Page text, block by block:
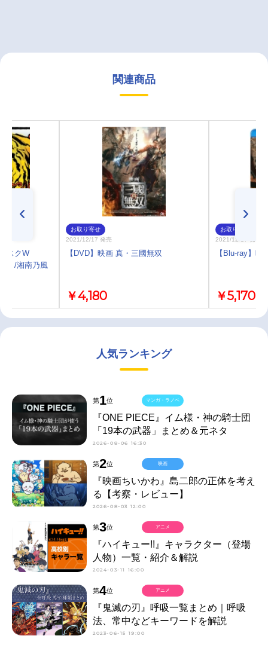
関連商品
スクW
」/湘南乃風
お取り寄せ
2021/12/17 発売
【DVD】映画 真・三國無双
￥4,180
お取り寄せ
2021/12/17 発売
【Blu-ray】
￥5,170
人気ランキング
第1位
『ONE PIECE』イム様・神の騎士団
「19本の武器」まとめ＆元ネタ
2026-08-06 16:30
マンガ・ラノベ
第2位
『映画ちいかわ』島二郎の正体を考え
る【考察・レビュー】
2026-08-03 12:00
映画
第3位
『ハイキュー!!』キャラクター（登場
人物）一覧・紹介＆解説
2024-03-11 16:00
アニメ
第4位
『鬼滅の刃』呼吸一覧まとめ｜呼吸
法、常中などキーワードを解説
2023-06-15 19:00
アニメ